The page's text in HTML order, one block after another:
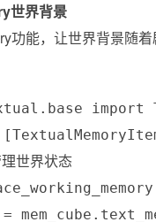
世界背景
功能，让世界背景随
import
世界状态